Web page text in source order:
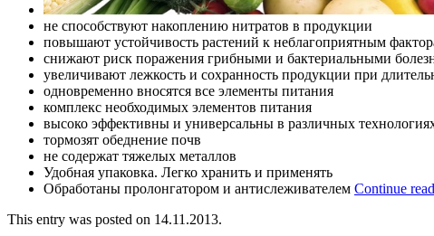
не способствуют накоплению нитратов в продукции
повышают устойчивость растений к неблагоприятным
снижают риск поражения грибными и бактериальными
увеличивают лежкость и сохранность продукции при
одновременно вносятся все элементы питания
комплекс необходимых элементов питания
высоко эффективны и универсальны в различных
тормозят обеднение почв
не содержат тяжелых металлов
Удобная упаковка. Легко хранить и применять
Обработаны пролонгатором и антислеживателем Continue
This entry was posted on 14.11.2013.